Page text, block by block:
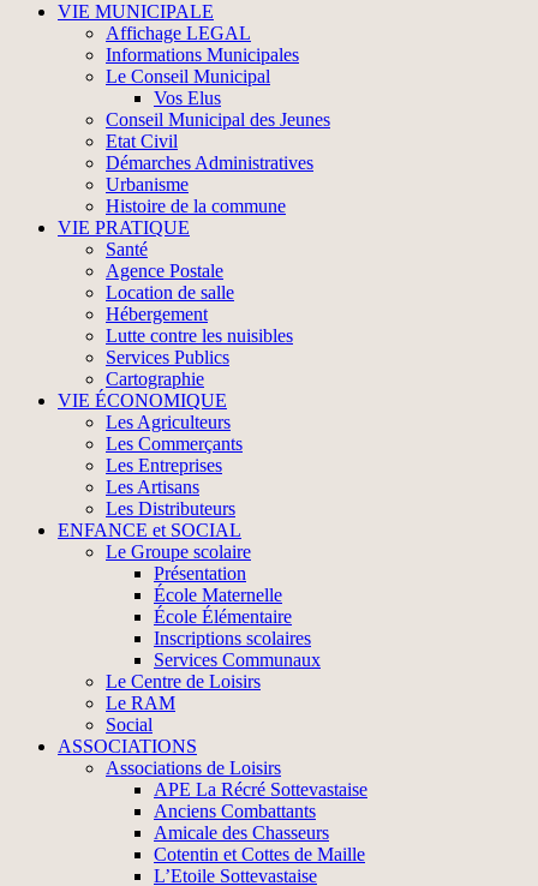
VIE MUNICIPALE
Affichage LEGAL
Informations Municipales
Le Conseil Municipal
Vos Elus
Conseil Municipal des Jeunes
Etat Civil
Démarches Administratives
Urbanisme
Histoire de la commune
VIE PRATIQUE
Santé
Agence Postale
Location de salle
Hébergement
Lutte contre les nuisibles
Services Publics
Cartographie
VIE ÉCONOMIQUE
Les Agriculteurs
Les Commerçants
Les Entreprises
Les Artisans
Les Distributeurs
ENFANCE et SOCIAL
Le Groupe scolaire
Présentation
École Maternelle
École Élémentaire
Inscriptions scolaires
Services Communaux
Le Centre de Loisirs
Le RAM
Social
ASSOCIATIONS
Associations de Loisirs
APE La Récré Sottevastaise
Anciens Combattants
Amicale des Chasseurs
Cotentin et Cottes de Maille
L’Etoile Sottevastaise